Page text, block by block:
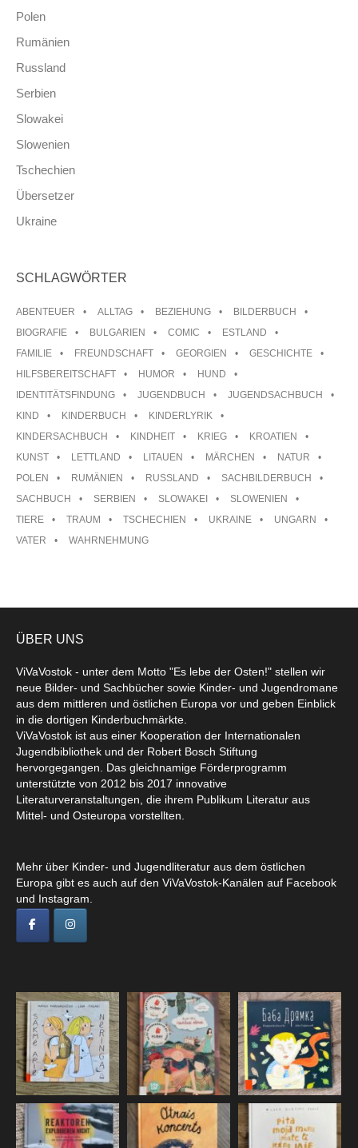
Polen
Rumänien
Russland
Serbien
Slowakei
Slowenien
Tschechien
Übersetzer
Ukraine
SCHLAGWÖRTER
ABENTEUER ALLTAG BEZIEHUNG
BILDERBUCH
BIOGRAFIE
BULGARIEN COMIC
ESTLAND
FAMILIE
FREUNDSCHAFT GEORGIEN
GESCHICHTE
HILFSBEREITSCHAFT
HUMOR
HUND
IDENTITÄTSFINDUNG
JUGENDBUCH
JUGENDSACHBUCH
KIND
KINDERBUCH
KINDERLYRIK
KINDERSACHBUCH
KINDHEIT KRIEG
KROATIEN
KUNST
LETTLAND LITAUEN MÄRCHEN
NATUR
POLEN
RUMÄNIEN RUSSLAND
SACHBILDERBUCH
SACHBUCH
SERBIEN SLOWAKEI
SLOWENIEN
TIERE
TRAUM TSCHECHIEN UKRAINE
UNGARN
VATER
WAHRNEHMUNG
ÜBER UNS
ViVaVostok - unter dem Motto "Es lebe der Osten!" stellen wir
neue Bilder- und Sachbücher sowie Kinder- und Jugendromane
aus dem mittleren und östlichen Europa vor und geben Einblick
in die dortigen Kinderbuchmärkte.
ViVaVostok ist aus einer Kooperation der Internationalen
Jugendbibliothek und der Robert Bosch Stiftung
hervorgegangen. Das gleichnamige Förderprogramm
unterstützte von 2012 bis 2017 innovative
Literaturveranstaltungen, die ihrem Publikum Literatur aus
Mittel- und Osteuropa vorstellten.
Mehr über Kinder- und Jugendliteratur aus dem östlichen
Europa gibt es auch auf den ViVaVostok-Kanälen auf Facebook
und Instagram.